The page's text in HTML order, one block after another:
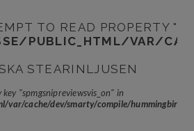
TO READ PROPERTY
PUBLIC_HTML/VAR/
STEARINLJUSEN
"spmgsnipreviewsvis_on" in
var/cache/dev/smarty/compile/